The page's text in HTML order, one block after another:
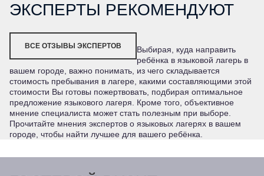
ЭКСПЕРТЫ РЕКОМЕНДУЮТ
ВСЕ ОТЗЫВЫ ЭКСПЕРТОВ
Выбирая, куда направить
ребёнка в языковой лагерь в
вашем городе, важно понимать, из чего складывается
стоимость пребывания в лагере, какими составляющими этой
стоимости Вы готовы пожертвовать, подбирая оптимальное
предложение языкового лагеря. Кроме того, объективное
мнение специалиста может стать полезным при выборе.
Прочитайте мнения экспертов о языковых лагерях в вашем
городе, чтобы найти лучшее для вашего ребёнка.